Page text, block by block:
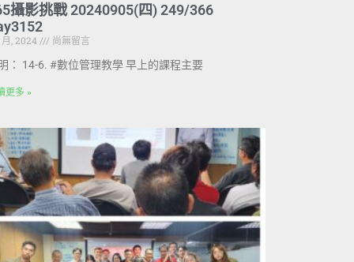
攝影挑戰 20240905(四) 249/366
, 2024
尚無留言
： 14-6. #數位管理教學 早上的課程主要
更多 »